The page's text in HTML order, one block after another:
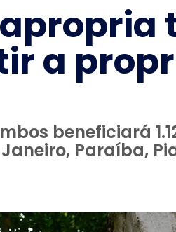
a
beneficiará
Paraíba,